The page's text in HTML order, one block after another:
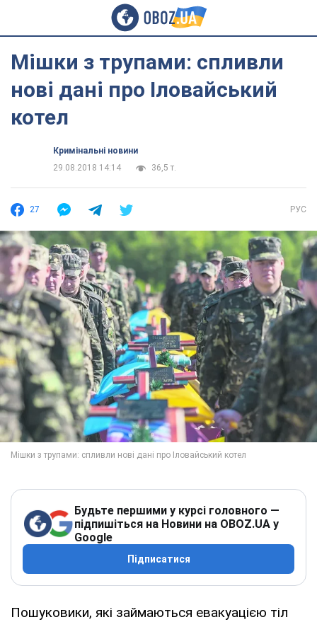
Мішки з трупами: спливли
нові дані про Іловайський
котел
Кримінальні новини
29.08.2018 14:14
36,5 т.
27 РУС
Будьте першими у курсі головного —
підпишіться на Новини на OBOZ.UA у
Google
Підписатися
Пошуковики, які займаються евакуацією тіл